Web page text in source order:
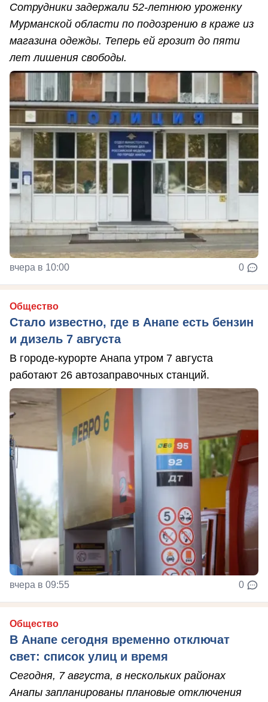
Сотрудники задержали 52-летнюю уроженку
Мурманской области по подозрению в краже из
магазина одежды. Теперь ей грозит до пяти
лет лишения свободы.
вчера в 10:00 0
Общество
Стало известно, где в Анапе есть бензин
и дизель 7 августа
В городе-курорте Анапа утром 7 августа
работают 26 автозаправочных станций.
вчера в 09:55 0
Общество
В Анапе сегодня временно отключат
свет: список улиц и время
Сегодня, 7 августа, в нескольких районах
Анапы запланированы плановые отключения